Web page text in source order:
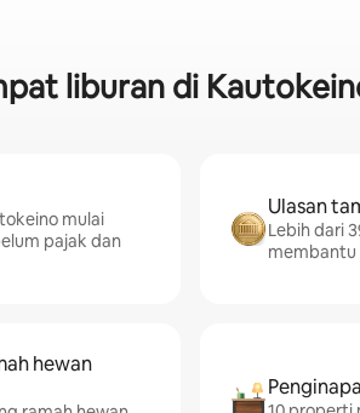
liburan di
mulai
pajak dan
Ulasan
Lebih dari
membantu
hewan